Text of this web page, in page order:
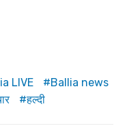
LIVE
Ballia news
हल्दी